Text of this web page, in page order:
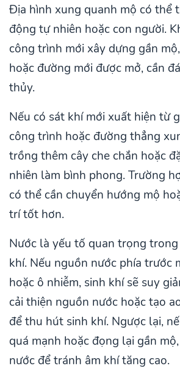
Địa hình xung quanh mộ có thể
động tự nhiên hoặc con người.
công trình mới xây dựng gần
hoặc đường mới được mở, cần
thủy.
Nếu có sát khí mới xuất hiện từ
công trình hoặc đường thẳng
trồng thêm cây che chắn hoặc
nhiên làm bình phong. Trường
có thể cần chuyển hướng mộ
trí tốt hơn.
Nước là yếu tố quan trọng
khí. Nếu nguồn nước phía trước
hoặc ô nhiễm, sinh khí sẽ suy
cải thiện nguồn nước hoặc tạo
để thu hút sinh khí. Ngược lại,
quá mạnh hoặc đọng lại gần
nước để tránh âm khí tăng cao.